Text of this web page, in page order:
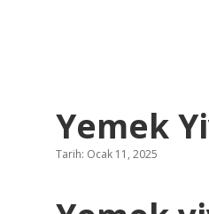
Yemek
Tarih: Ocak 11, 2025